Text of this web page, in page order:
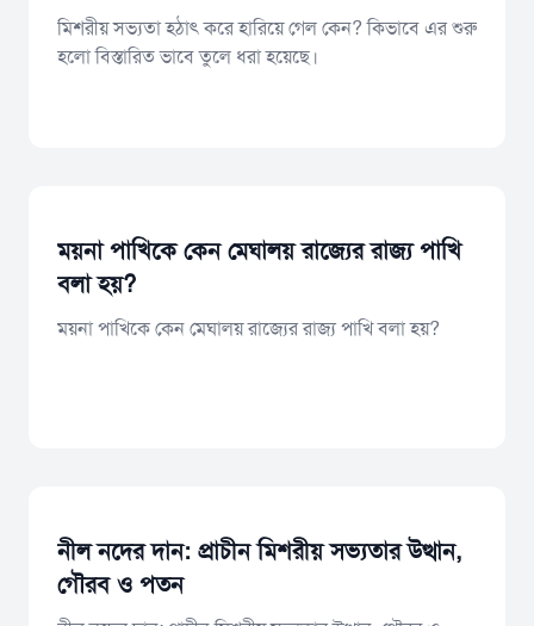
মিশরীয় সভ্যতা হঠাৎ করে হারিয়ে গেল কেন? কিভাবে এর শুরু
হলো বিস্তারিত ভাবে তুলে ধরা হয়েছে।
ময়না পাখিকে কেন মেঘালয় রাজ্যের রাজ্য পাখি
বলা হয়?
ময়না পাখিকে কেন মেঘালয় রাজ্যের রাজ্য পাখি বলা হয়?
নীল নদের দান: প্রাচীন মিশরীয় সভ্যতার উত্থান,
গৌরব ও পতন